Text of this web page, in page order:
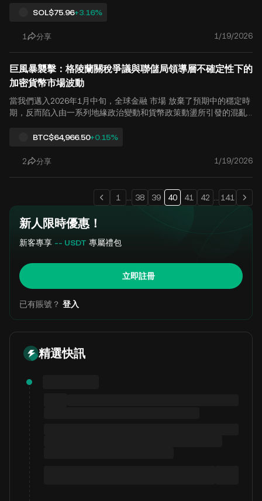
mp.fun 等發行平台 然而，大多數代幣仍無法維持長期價值。 在 2
展現了驚人的韌性。根據最近的鏈上數據監控，知名基於 Solana
SOL$75.96+3.16%
1 分享 1/19/2026
巨風暴襲擊：格陵蘭關稅爭議與聯儲局領導層不確定性下的
加密貨幣市場波動
當我們邁入2026年1月中旬，全球金融 市場 放棄了預期中的穩定時
期，反而陷入由一系列地緣政治變動和貨幣政策動盪所引發的混亂
準備理事會下任主席人選的突然變化，全球風險偏好急劇收縮。對
幣價格暴跌至 93,000 美元門檻以下，標誌著黃金等傳統避險資產與
美國與歐盟之間高風險的貿易賭局。隨著美國對部分歐洲國家徵收
關稅的風險上升，人們對全球貿易增長的擔憂加劇。週一，.
BTC$64,966.50+0.15%
2 分享 1/19/2026
1 38 39 40 41 42 141
新人限時優惠！
新客專享 -- USDT 專屬禮包
立即註冊
已有賬號？ 登入
精選快訊